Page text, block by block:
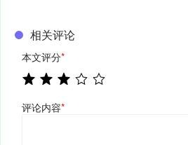
相关评论
本文评分*
评论内容*